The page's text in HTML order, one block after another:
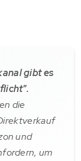
gibt es
die
und
um